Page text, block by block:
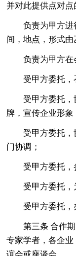
并对此提供点对点
负责为甲方
间，地点，形式由
负责为甲方在
受甲方委托，
受甲方委托
牌，宣传企业形象
受甲方委托
门协调；
受甲方委托，
受甲方委托，
受甲方委托，
第三条 合作
专家学者，各企
谊会或座谈会。